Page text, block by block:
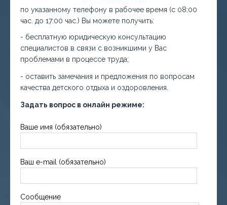
по указанному телефону в рабочее время (с 08:00
час. до 17:00 час.) Вы можете получить:
- бесплатную юридическую консультацию
специалистов в связи с возникшими у Вас
проблемами в процессе труда;
- оставить замечания и предложения по вопросам
качества детского отдыха и оздоровления.
Задать вопрос в онлайн режиме:
Ваше имя (обязательно)
Ваш e-mail (обязательно)
Сообщение